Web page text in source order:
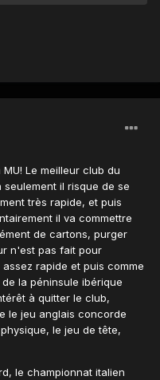
Le meilleur club du
il risque de se
très rapide, et puis
il va commettre
de cartons, purger
n'est pas fait pour
rapide et puis comme
la péninsule ibérique
à quitter le club,
le jeu anglais concorde
le jeu de tête,
le championnat italien